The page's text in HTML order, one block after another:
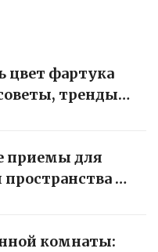
цвет фартука
тренды
решения
приемы для
в
комнаты: